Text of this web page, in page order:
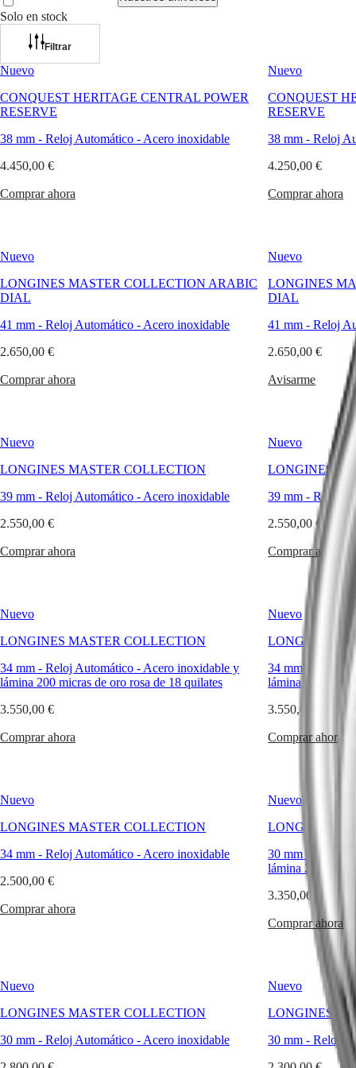
Relojes
Master
MASTER
COLLECTION
COLLECTION
MOONPHASE
Conquest
CONQUEST
CONQUEST
CHRONOGRAPH
Spirit
LONGINES
LONGINES
LONGINES
LONGINES
PILOT
LONGINES
DOLCEVITA
PRIMALUNA
RECORD
Heritage
LONGINES
South
Africa
América
Canada
(En)
Canada
México
Pacífico
Australia
國
한
국
(
港
特
行
區
本
澳
特
别
行
區
湾
區
ไทย
Europa
Österreich
Denmark
France
Greece
Solo en stock
Filtrar
Nuevo
CONQUEST HERITAGE CENTRAL POWER
RESERVE
38 mm - Reloj Automático - Acero inoxidable
4.450,00 €
Comprar ahora
Nuevo
CONQUEST
RESERVE
38 mm -Reloj
4.250,00 €
Comprar ahora
Nuevo
LONGINES MASTER COLLECTION ARABIC
DIAL
41 mm - Reloj Automático - Acero inoxidable
2.650,00 €
Comprar ahora
Nuevo
LONGINES
DIAL
41 mm -Reloj
2.650,00 €
Avisarme
Nuevo
LONGINES MASTER COLLECTION
39 mm - Reloj Automático - Acero inoxidable
2.550,00 €
Comprar ahora
Nuevo
LONGINES
39 mm -Reloj
2.550,00 €
Comprar ahora
Nuevo
LONGINES MASTER COLLECTION
34 mm - Reloj Automático - Acero inoxidable y
lámina 200 micras de oro rosa de 18 quilates
3.550,00 €
Comprar ahora
Nuevo
LONGINES
34 mm
Reloj
lámina 200
3.550,00 €
Comprar ahora
Nuevo
LONGINES MASTER COLLECTION
34 mm - Reloj Automático - Acero inoxidable
2.500,00 €
Comprar ahora
Nuevo
LONGINES
30 mm- Reloj
lámina 200
3.350,00 €
Comprar ahora
Nuevo
LONGINES MASTER COLLECTION
30 mm - Reloj Automático - Acero inoxidable
Nuevo
LONGINES
30 mm -Reloj